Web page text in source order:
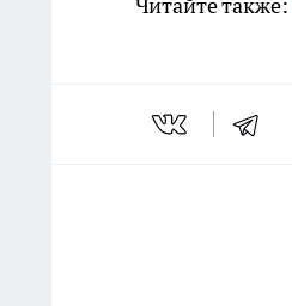
Читайте также: